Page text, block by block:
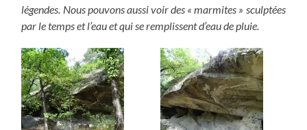
légendes. Nous pouvons aussi voir des « marmites » sculptées
par le temps et l’eau et qui se remplissent d’eau de pluie.